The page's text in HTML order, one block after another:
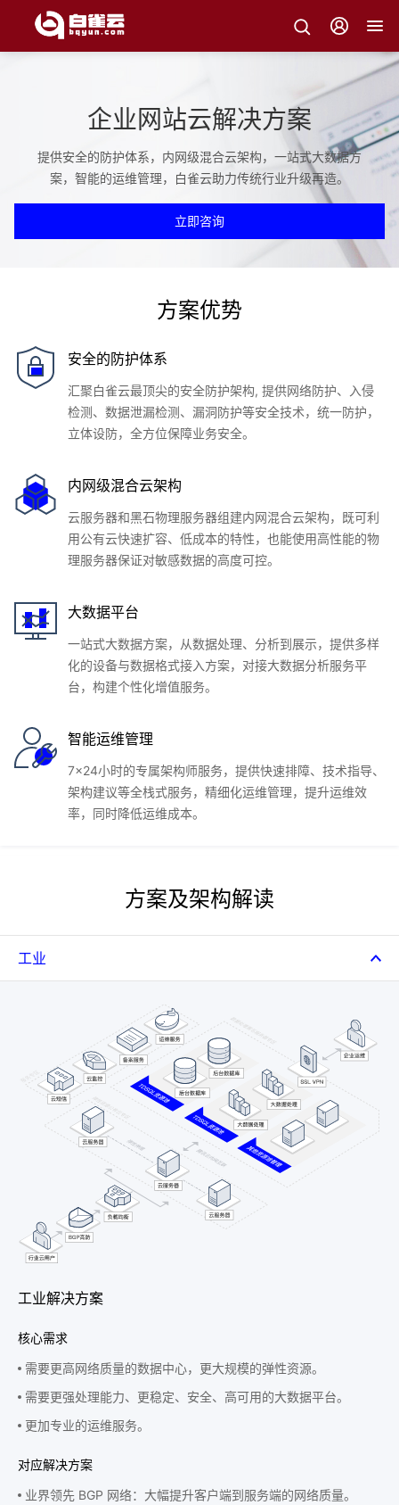
企业网站云解决方案
提供安全的防护体系，内网级混合云架构，一站式大数据方
案，智能的运维管理，白雀云助力传统行业升级再造。
立即咨询
方案优势
安全的防护体系
汇聚白雀云最顶尖的安全防护架构, 提供网络防护、入侵
检测、数据泄漏检测、漏洞防护等安全技术，统一防护，
立体设防，全方位保障业务安全。
内网级混合云架构
云服务器和黑石物理服务器组建内网混合云架构，既可利
用公有云快速扩容、低成本的特性，也能使用高性能的物
理服务器保证对敏感数据的高度可控。
大数据平台
一站式大数据方案，从数据处理、分析到展示，提供多样
化的设备与数据格式接入方案，对接大数据分析服务平
台，构建个性化增值服务。
智能运维管理
7x24小时的专属架构师服务，提供快速排障、技术指导、
架构建议等全栈式服务，精细化运维管理，提升运维效
率，同时降低运维成本。
方案及架构解读
工业
工业解决方案
核心需求
需要更高网络质量的数据中心，更大规模的弹性资源。
需要更强处理能力、更稳定、安全、高可用的大数据平台。
更加专业的运维服务。
对应解决方案
业界领先 BGP 网络：大幅提升客户端到服务端的网络质量。